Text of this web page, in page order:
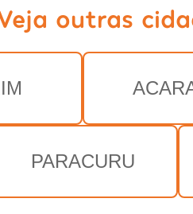
outras
PARACURU